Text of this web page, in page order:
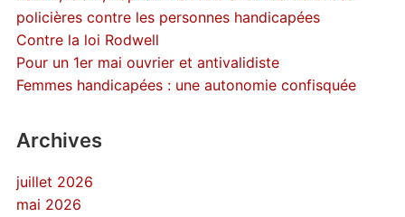
policières contre les personnes handicapées
Contre la loi Rodwell
Pour un 1er mai ouvrier et antivalidiste
Femmes handicapées : une autonomie confisquée
Archives
juillet 2026
mai 2026